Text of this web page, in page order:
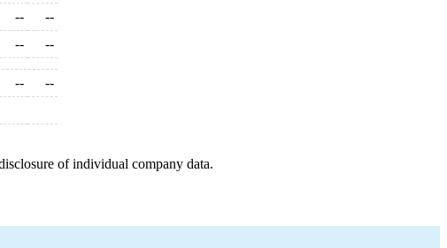
--
--
-- --
--
--
of individual company data.